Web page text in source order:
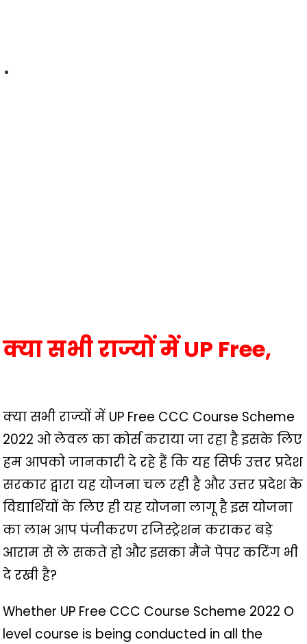
क्या सभी राज्यों में UP Free,
क्या सभी राज्यों में UP Free CCC Course Scheme
2022 ओ लेवल का कोर्स कराया जा रहा है इसके लिए
हम आपको जानकारी दे रहे हैं कि यह सिर्फ उत्तर प्रदेश
सरकार द्वारा यह योजना चल रही है और उत्तर प्रदेश के
विद्यार्थियों के लिए ही यह योजना लागू है इस योजना
का लाभ आप पंजीकरण रजिस्ट्रेशन कराकर बड़े
आराम से ले सकते हो और इसका मैंने पेपर कटिंग भी
दे रखी है?
Whether UP Free CCC Course Scheme 2022 O
level course is being conducted in all the